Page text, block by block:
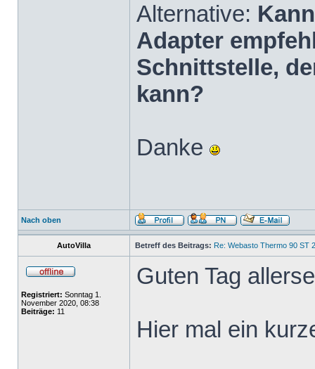
Alternative:
Adapter
Schnittstelle,
kann?
Danke
Nach oben
AutoVilla Betreff des Beitrags: Re: Webasto Thermo 90 ST
Registriert: Sonntag 1.
November 2020, 08:38
Beiträge: 11
Guten Tag
Hier mal ein